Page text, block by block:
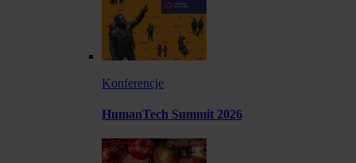
Konferencje
HumanTech Summit 2026